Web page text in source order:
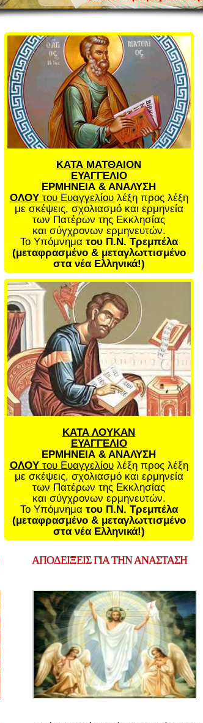
ΚΑΤΑ ΜΑΤΘΑΙΟΝ
ΕΥΑΓΓΕΛΙΟ
ΕΡΜΗΝΕΙΑ & ΑΝΑΛΥΣΗ
ΟΛΟΥτου Ευαγγελίουλέξη προς λέξη
με σκέψεις, σχολιασμό και ερμηνεία
των Πατέρων της Εκκλησίας
και σύγχρονων ερμηνευτών.
Το Υπόμνημα του Π.Ν. Τρεμπέλα
(μεταφρασμένο & μεταγλωττισμένο
στα νέα Ελληνικά!)
ΚΑΤΑ ΛΟΥΚΑΝ
ΕΥΑΓΓΕΛΙΟ
ΕΡΜΗΝΕΙΑ & ΑΝΑΛΥΣΗ
ΟΛΟΥτου Ευαγγελίουλέξη προς λέξη
με σκέψεις, σχολιασμό και ερμηνεία
των Πατέρων της Εκκλησίας
και σύγχρονων ερμηνευτών.
Το Υπόμνημα του Π.Ν. Τρεμπέλα
(μεταφρασμένο & μεταγλωττισμένο
στα νέα Ελληνικά!)
ΑΠΟΔΕΙΞΕΙΣΓΙΑ ΤΗΝ ΑΝΑΣΤΑΣΗ